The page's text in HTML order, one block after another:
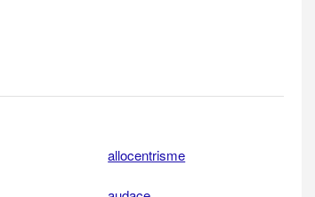
allocentrisme